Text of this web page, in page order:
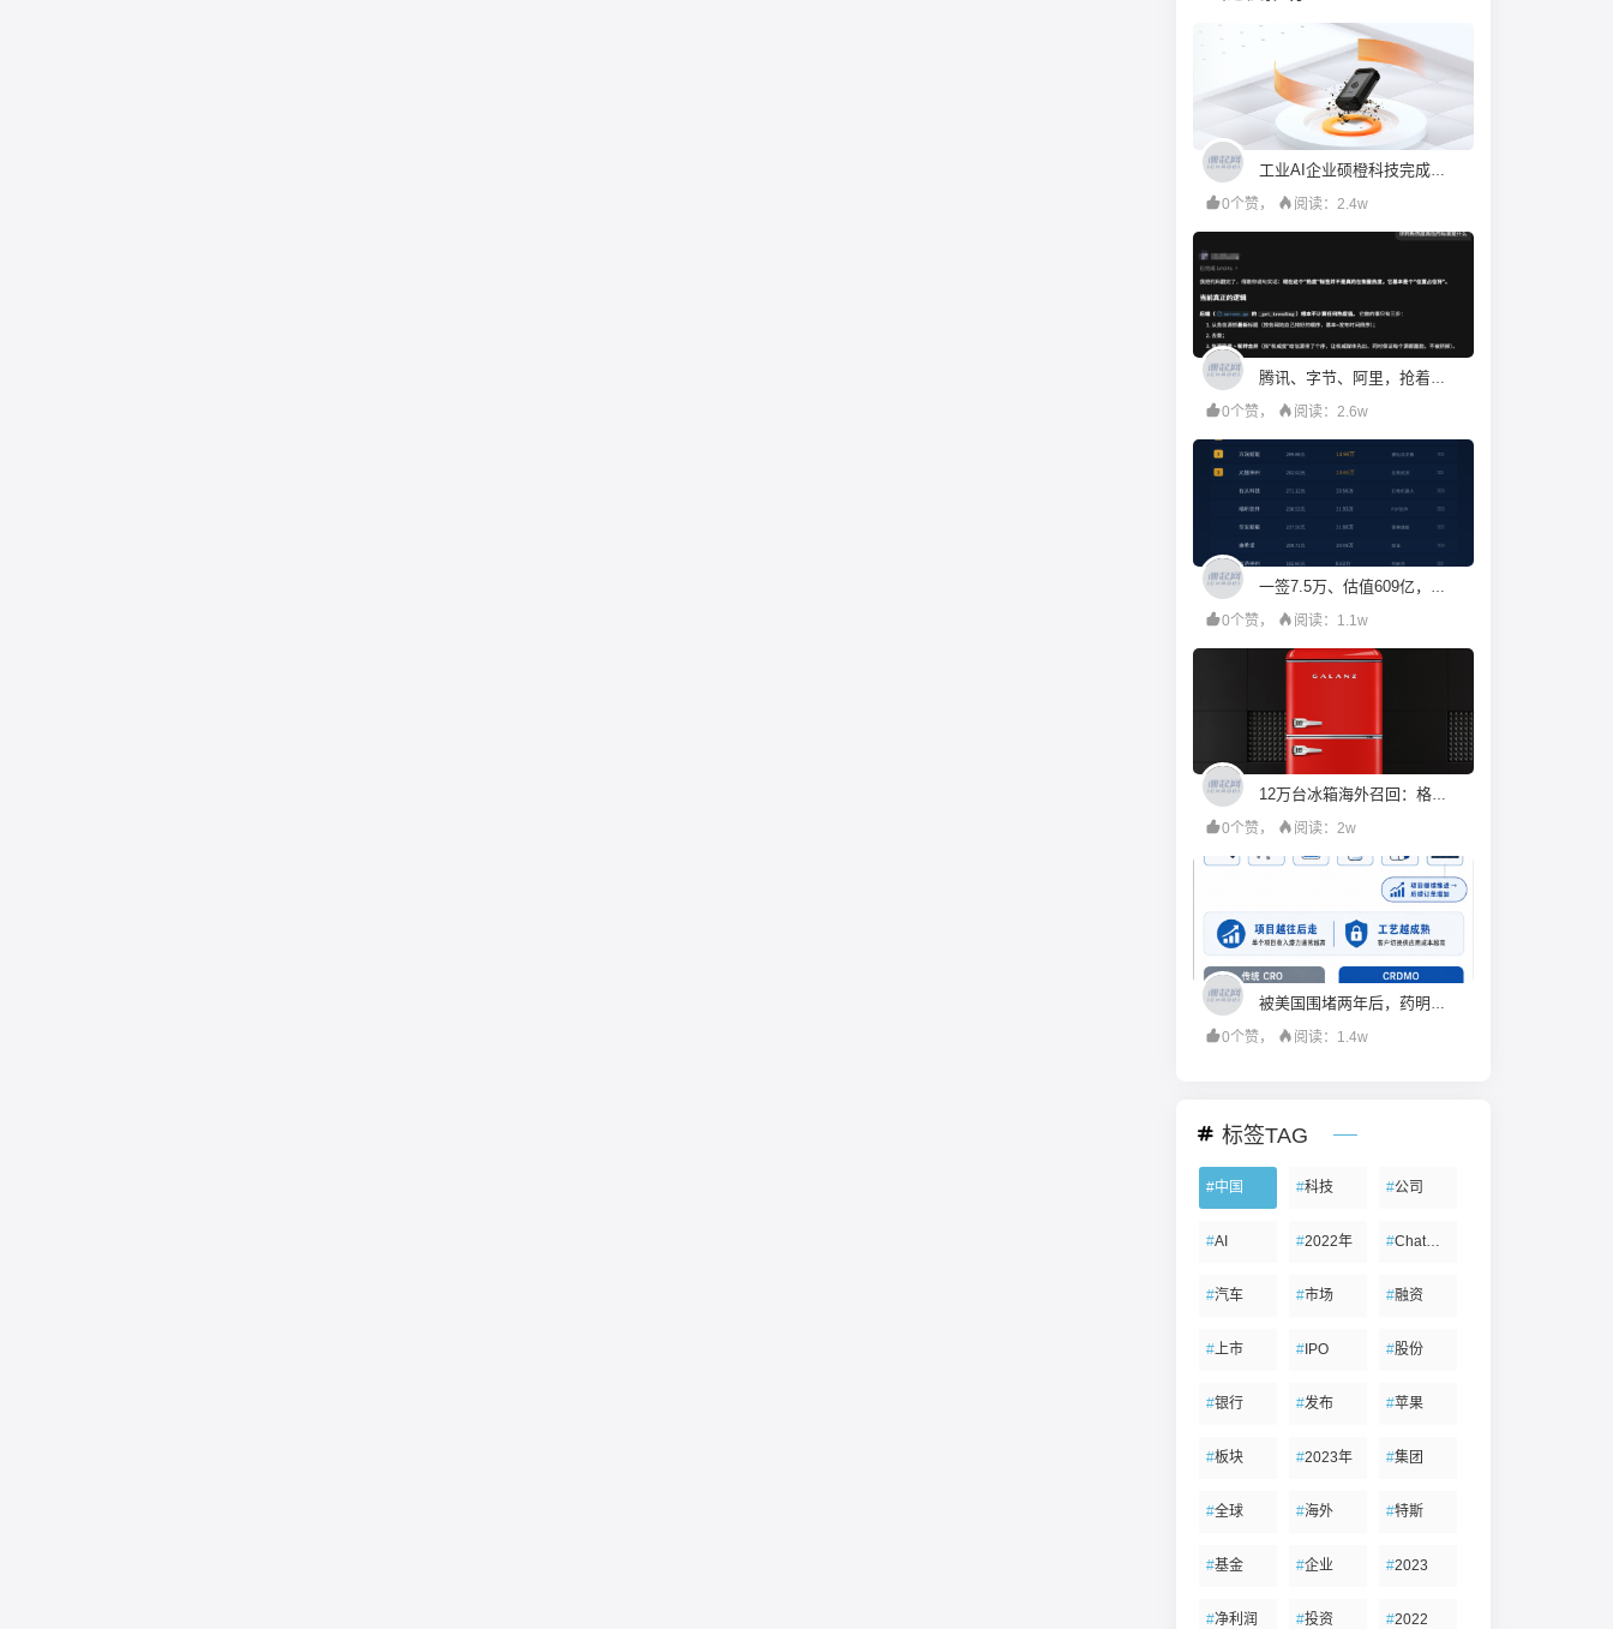
工业AI企业硕橙科技完成超亿元D+轮融资，工业母机产业投资基金领投｜首发
0个赞，
阅读：2.4w
腾讯、字节、阿里，抢着给打工人配「AI助理」
0个赞，
阅读：2.6w
0个赞，
阅读：1.1w
12万台冰箱海外召回：格兰仕的成本账算错了什么
0个赞，
阅读：2w
被美国围堵两年后，药明康德硬起来了
0个赞，
阅读：1.4w
标签TAG
#中国 #科技 #公司
#AI #2022年 #ChatGPT
#汽车 #市场 #融资
#上市 #IPO #股份
#银行 #发布 #苹果
#板块 #2023年 #集团
#全球 #海外 #特斯
#基金 #企业 #2023
#净利润 #投资 #2022